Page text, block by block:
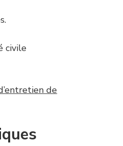
civile
de